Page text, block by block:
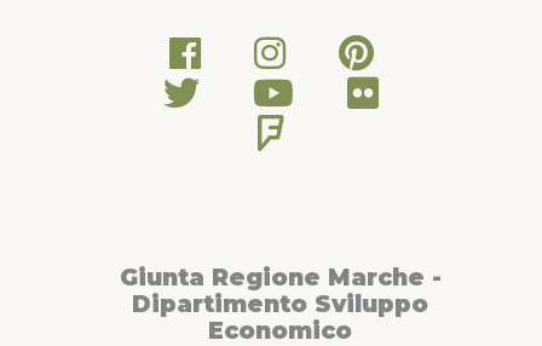
Giunta Regione Marche -
Dipartimento Sviluppo
Economico